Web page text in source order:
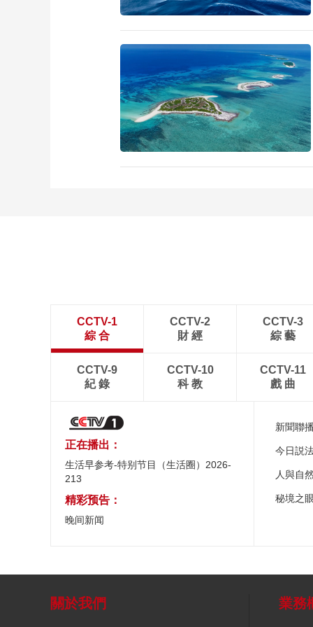
CCTV-1
綜 合
CCTV-2
財 經
CCTV-3
綜 藝
CCTV-9
紀 錄
CCTV-10
科 教
CCTV-11
戲 曲
正在播出：
生活早参考-特别节目（生活圈）2026-
213
精彩预告：
晚间新闻
新聞聯
今日説
人與自
秘境之
關於我們 業務